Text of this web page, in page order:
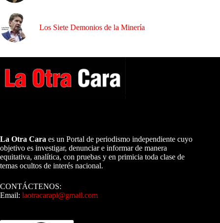
Los Siete Demonios de la Minería
La Otra Cara es un Portal de periodismo independiente cuyo
objetivo es investigar, denunciar e informar de manera
equitativa, analítica, con pruebas y en primicia toda clase de
temas ocultos de interés nacional.
CONTÁCTENOS:
Email: laotracarapi@gmail.com